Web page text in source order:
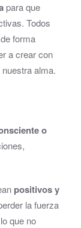
para que
Todos
forma
a crear con
alma.
o
positivos y
la fuerza
que no